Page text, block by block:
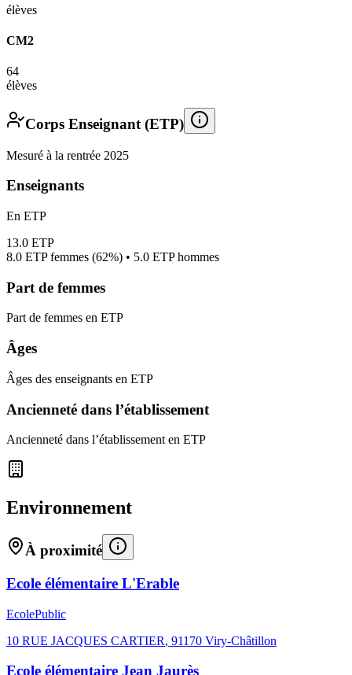
élèves
CM2
64
élèves
Corps Enseignant (ETP)
Mesuré à la rentrée 2025
Enseignants
En ETP
13.0 ETP
8.0 ETP femmes (62%) • 5.0 ETP hommes
Part de femmes
Part de femmes en ETP
Âges
Âges des enseignants en ETP
Ancienneté dans l’établissement
Ancienneté dans l’établissement en ETP
Environnement
À proximité
Ecole élémentaire L'Erable
EcolePublic
10 RUE JACQUES CARTIER, 91170 Viry-Châtillon
Ecole élémentaire Jean Jaurès